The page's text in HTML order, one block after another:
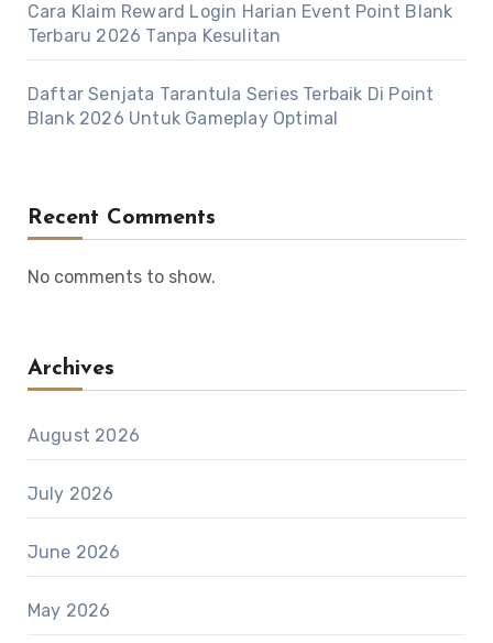
Cara Klaim Reward Login Harian Event Point Blank
Terbaru 2026 Tanpa Kesulitan
Daftar Senjata Tarantula Series Terbaik Di Point
Blank 2026 Untuk Gameplay Optimal
Recent Comments
No comments to show.
Archives
August 2026
July 2026
June 2026
May 2026